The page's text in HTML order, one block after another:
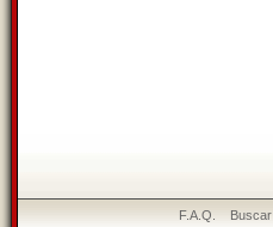
F.A.Q. Buscar